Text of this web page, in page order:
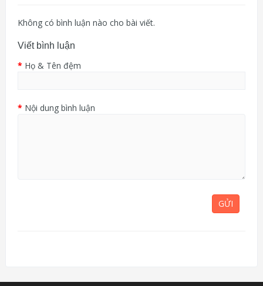
Không có bình luận nào cho bài viết.
Viết bình luận
Họ & Tên đệm
Nội dung bình luận
GỬI